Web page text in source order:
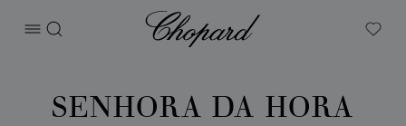
打开菜单
搜索
Chopard
My
SENHORA DA HORA